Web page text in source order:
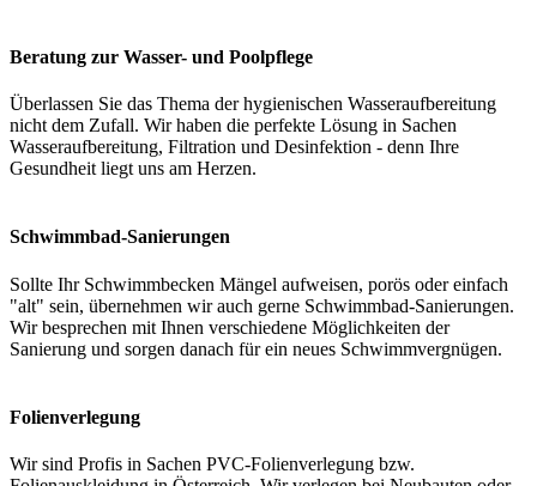
Beratung zur Wasser- und Poolpflege
Überlassen Sie das Thema der hygienischen Wasseraufbereitung
nicht dem Zufall. Wir haben die perfekte Lösung in Sachen
Wasseraufbereitung, Filtration und Desinfektion - denn Ihre
Gesundheit liegt uns am Herzen.
Schwimmbad-Sanierungen
Sollte Ihr Schwimmbecken Mängel aufweisen, porös oder einfach
"alt" sein, übernehmen wir auch gerne Schwimmbad-Sanierungen.
Wir besprechen mit Ihnen verschiedene Möglichkeiten der
Sanierung und sorgen danach für ein neues Schwimmvergnügen.
Folienverlegung
Wir sind Profis in Sachen PVC-Folienverlegung bzw.